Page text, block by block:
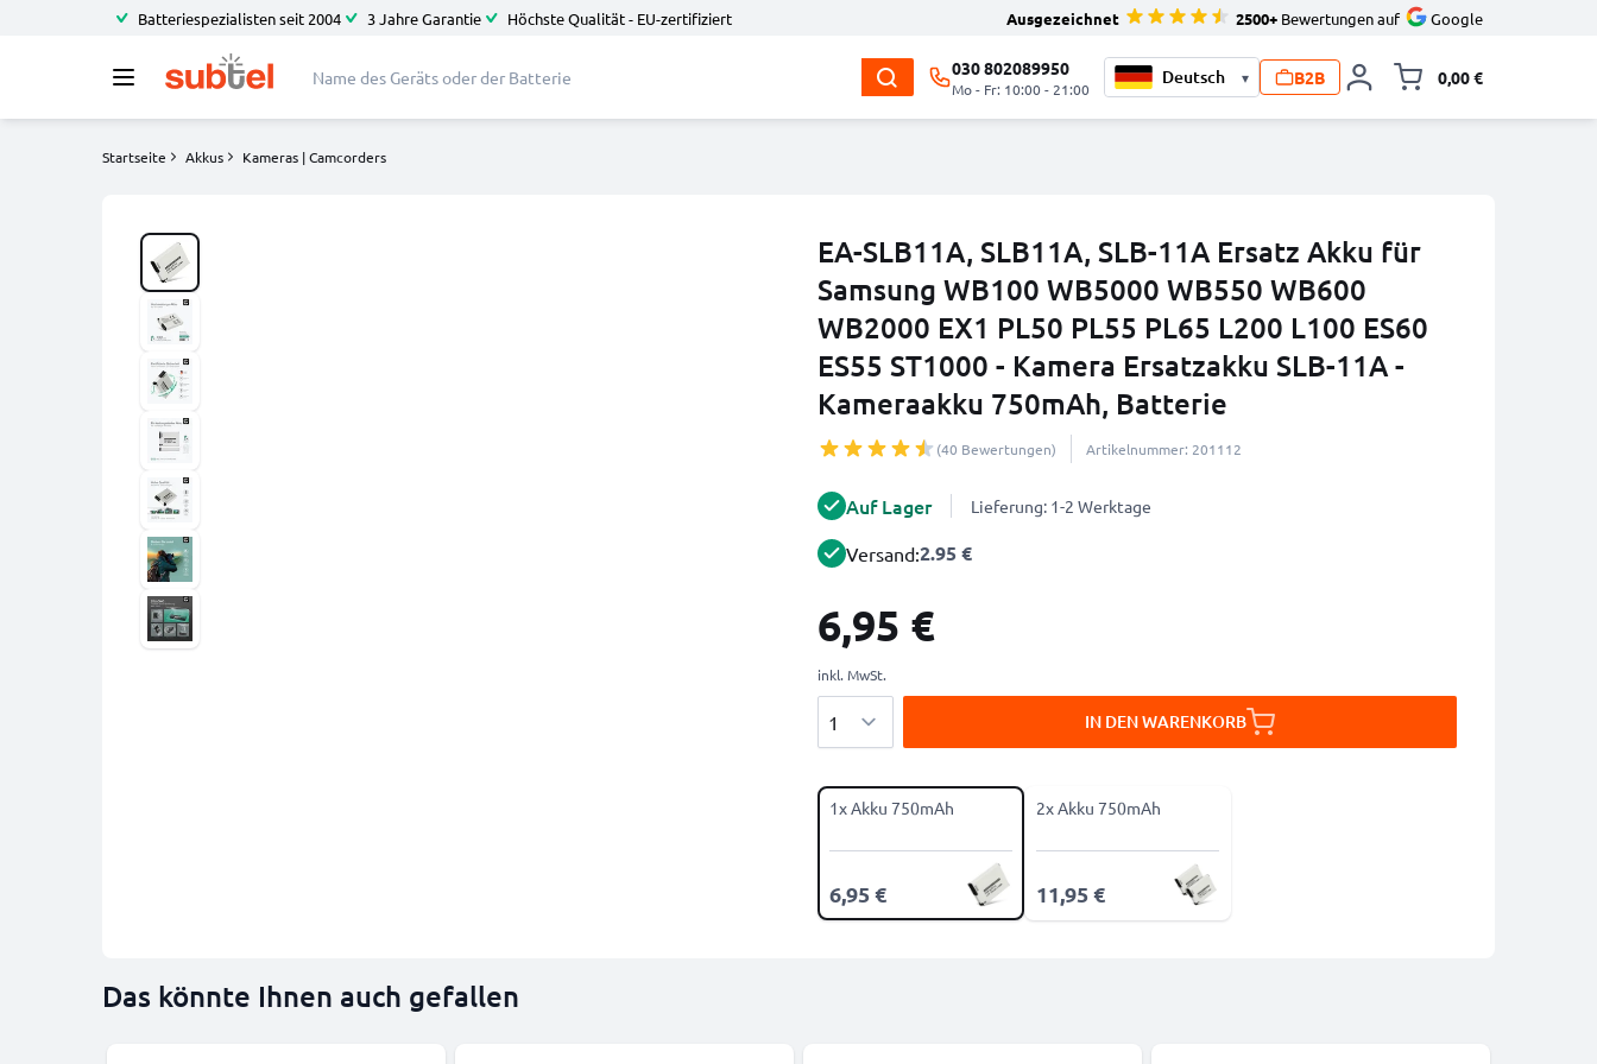
Batteriespezialisten seit 2004 3 Jahre Garantie Höchste Qualität - EU-zertifiziert Ausgezeichnet 2500+ Bewertungen auf Google
030 802089950
Mo - Fr: 10:00 - 21:00
▾ B2B 0,00 €
Startseite Akkus Kameras | Camcorders
EA-SLB11A, SLB11A, SLB-11A Ersatz Akku für
Samsung WB100 WB5000 WB550 WB600
WB2000 EX1 PL50 PL55 PL65 L200 L100 ES60
ES55 ST1000 - Kamera Ersatzakku SLB-11A -
Kameraakku 750mAh, Batterie
(40 Bewertungen) Artikelnummer: 201112
Auf Lager Lieferung: 1-2 Werktage
Versand:2.95 €
6,95 €
inkl. MwSt.
IN DEN WARENKORB
1x Akku 750mAh
6,95 €
2x Akku 750mAh
11,95 €
Das könnte Ihnen auch gefallen